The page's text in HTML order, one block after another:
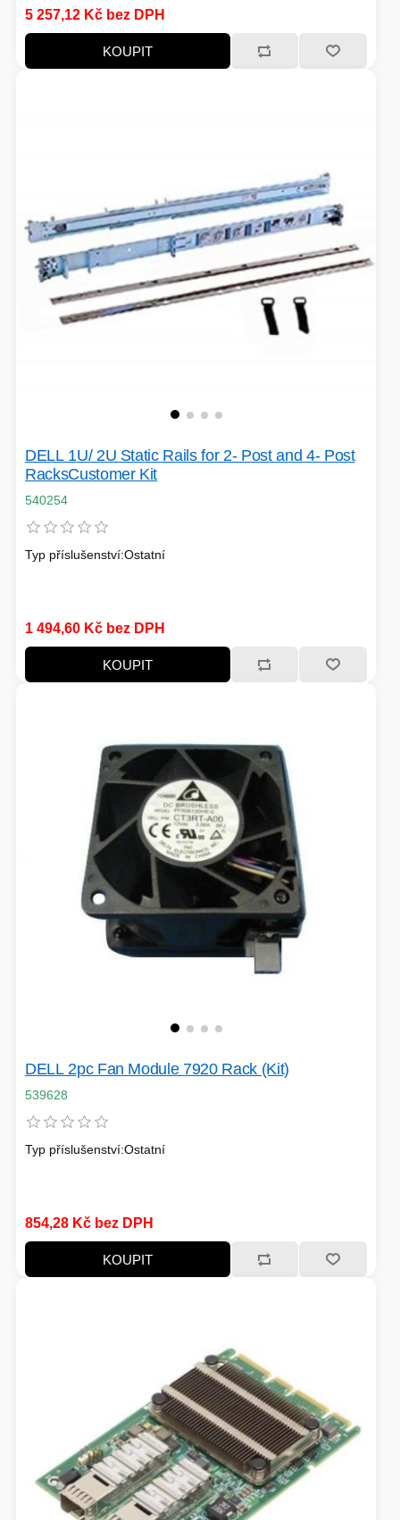
NABÍJECÍ STANICE
ŽÁROVKY
VOLNÝ ČAS
ANTÉNY
PŘÍSTUPOVÝ SYSTÉM
OSTATNÍ TECHNIKA
5 257,12 Kč bez DPH
KOUPIT
DELL 1U/ 2U Static Rails for 2- Post and 4- Post
RacksCustomer Kit
540254
Typ příslušenství:Ostatní
1 494,60 Kč bez DPH
KOUPIT
DELL 2pc Fan Module 7920 Rack (Kit)
539628
Typ příslušenství:Ostatní
854,28 Kč bez DPH
KOUPIT